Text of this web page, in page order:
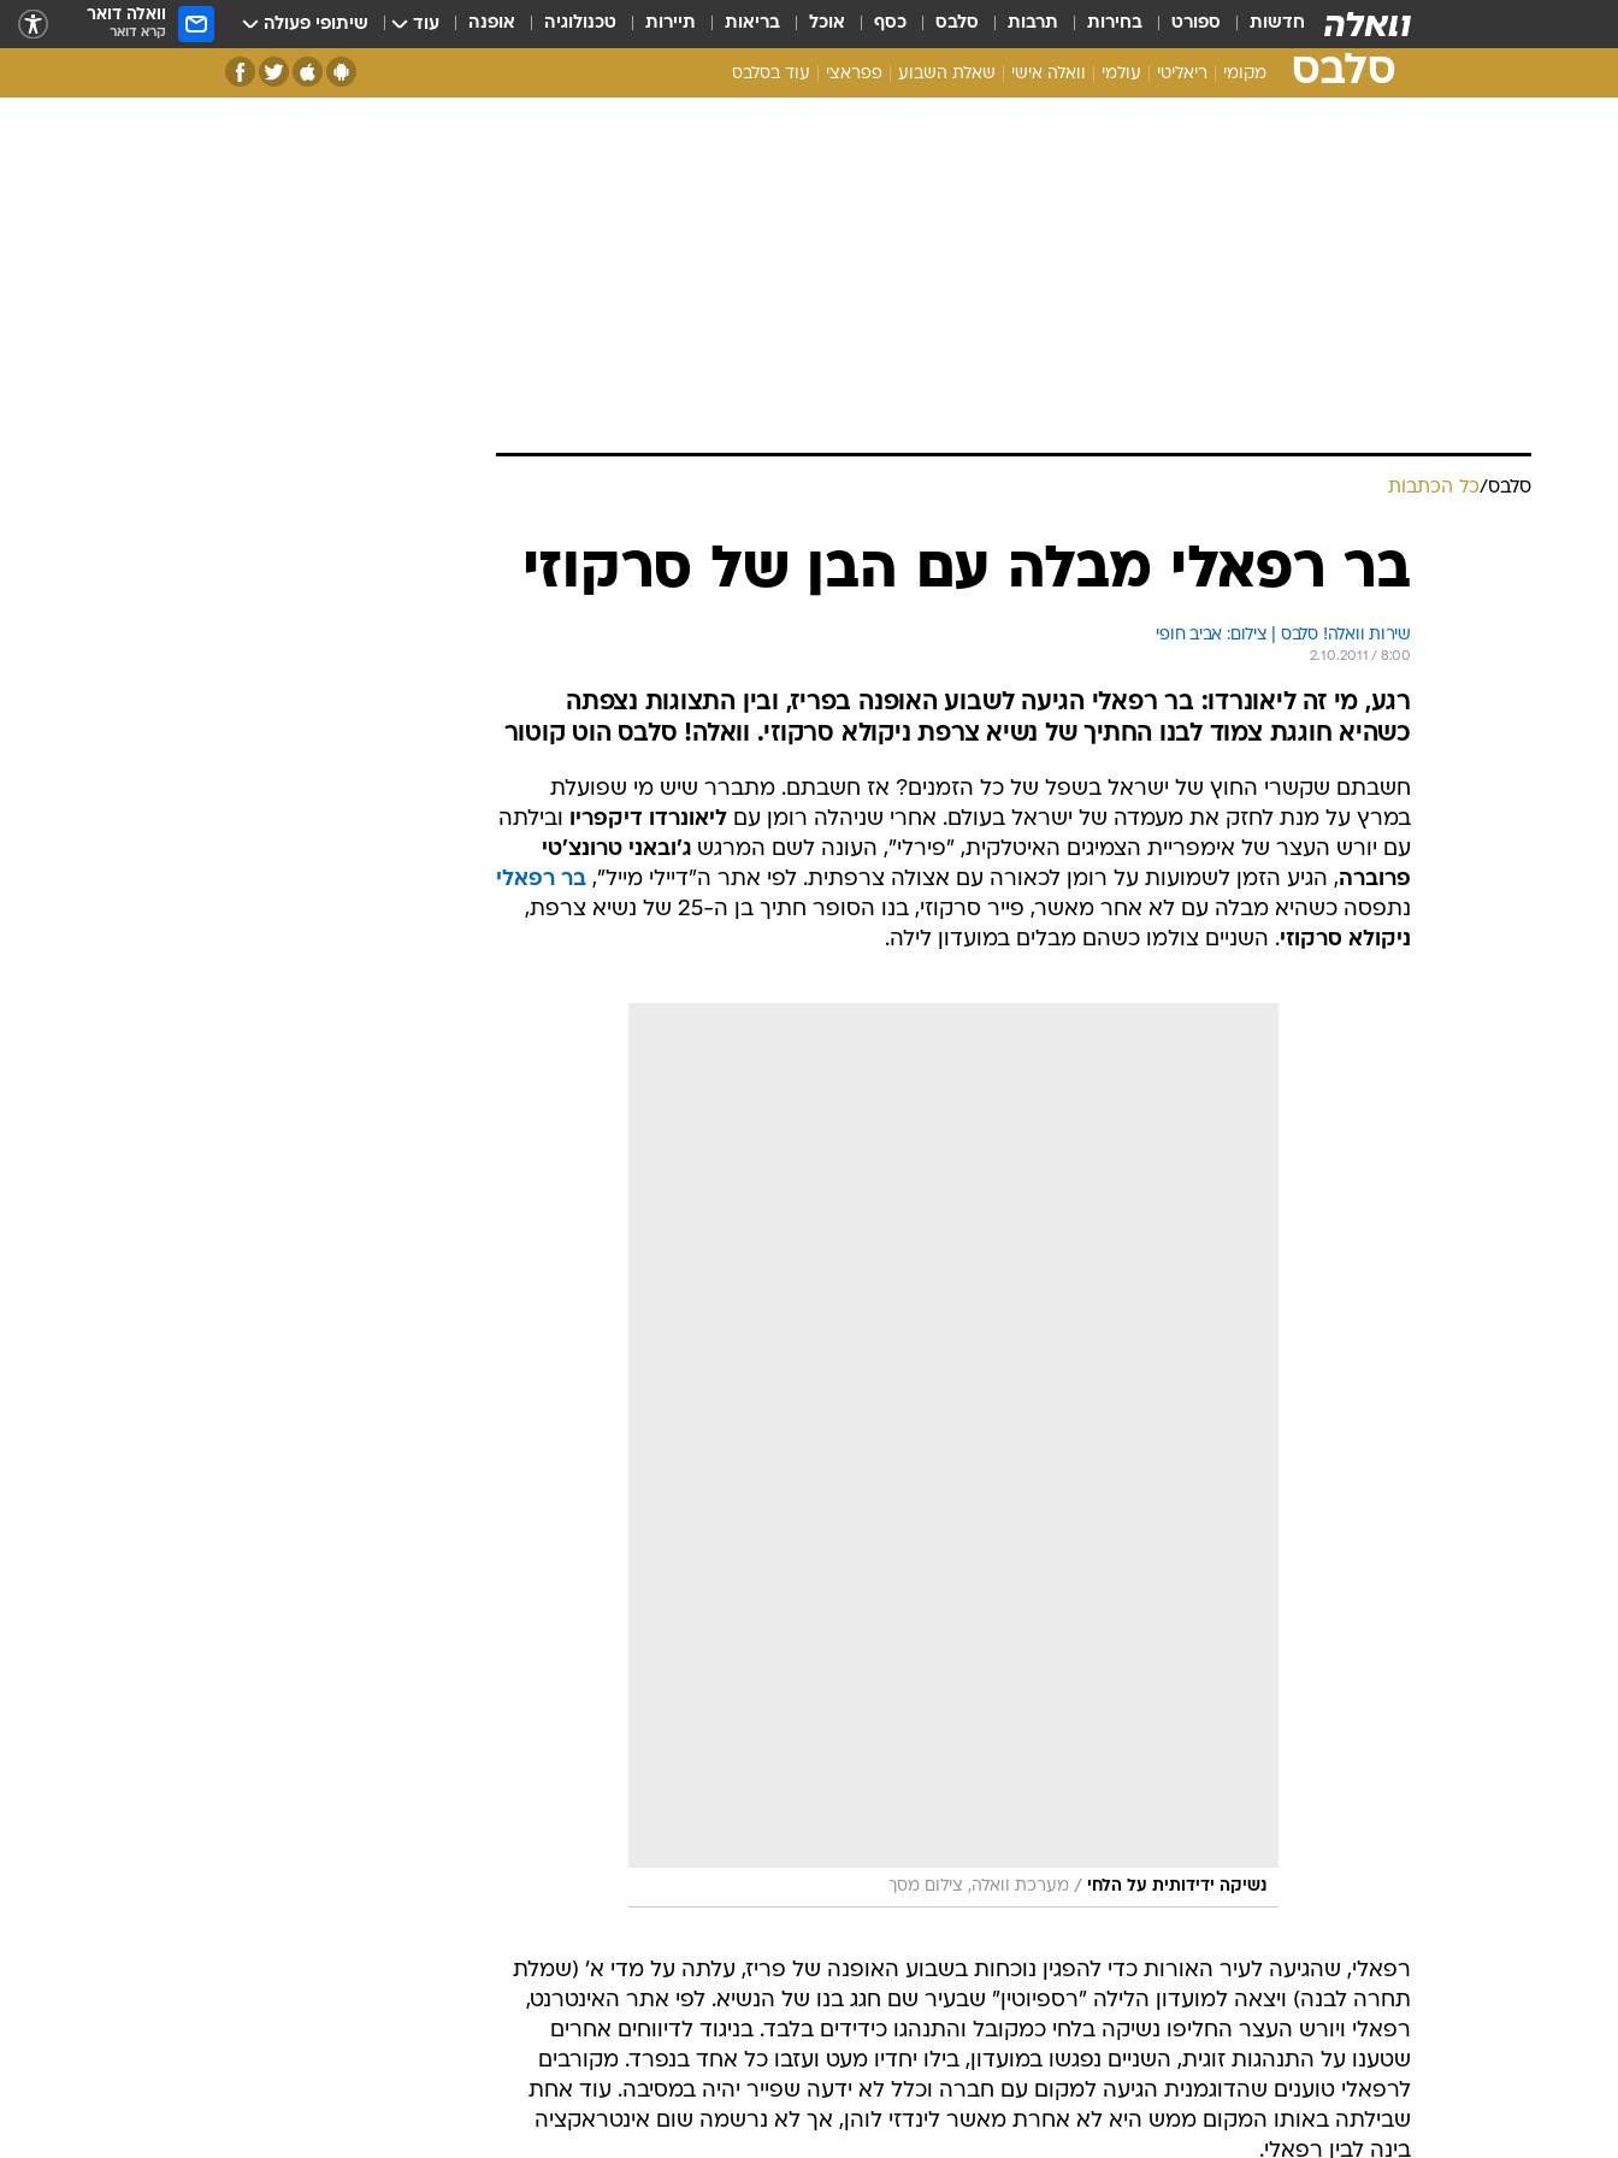
חדשות ספורט בחירות תרבות סלבס כסף אוכל בריאות תיירות טכנולוגיה אופנה עוד שיתופי פעולה וואלה דואר
קרא דואר
סלבס מקומי ריאליטי עולמי וואלה אישי שאלת השבוע פפראצי עוד בסלבס
סלבס/כל הכתבות
בר רפאלי מבלה עם הבן של סרקוזי
שירות וואלה! סלבס | צילום: אביב חופי
2.10.2011 / 8:00
רגע, מי זה ליאונרדו: בר רפאלי הגיעה לשבוע האופנה בפריז, ובין התצוגות נצפתה
כשהיא חוגגת צמוד לבנו החתיך של נשיא צרפת ניקולא סרקוזי. וואלה! סלבס הוט קוטור
חשבתם שקשרי החוץ של ישראל בשפל של כל הזמנים? אז חשבתם. מתברר שיש מי שפועלת
במרץ על מנת לחזק את מעמדה של ישראל בעולם. אחרי שניהלה רומן עם ליאונרדו דיקפריו ובילתה
עם יורש העצר של אימפריית הצמיגים האיטלקית, "פירלי", העונה לשם המרגש ג'ובאני טרונצ'טי
פרוברה, הגיע הזמן לשמועות על רומן לכאורה עם אצולה צרפתית. לפי אתר ה"דיילי מייל", בר רפאלי
נתפסה כשהיא מבלה עם לא אחר מאשר, פייר סרקוזי, בנו הסופר חתיך בן ה-25 של נשיא צרפת,
ניקולא סרקוזי. השניים צולמו כשהם מבלים במועדון לילה.
נשיקה ידידותית על הלחי / מערכת וואלה, צילום מסך
רפאלי, שהגיעה לעיר האורות כדי להפגין נוכחות בשבוע האופנה של פריז, עלתה על מדי א' (שמלת
תחרה לבנה) ויצאה למועדון הלילה "רספיוטין" שבעיר שם חגג בנו של הנשיא. לפי אתר האינטרנט,
רפאלי ויורש העצר החליפו נשיקה בלחי כמקובל והתנהגו כידידים בלבד. בניגוד לדיווחים אחרים
שטענו על התנהגות זוגית, השניים נפגשו במועדון, בילו יחדיו מעט ועזבו כל אחד בנפרד. מקורבים
לרפאלי טוענים שהדוגמנית הגיעה למקום עם חברה וכלל לא ידעה שפייר יהיה במסיבה. עוד אחת
שבילתה באותו המקום ממש היא לא אחרת מאשר לינדזי לוהן, אך לא נרשמה שום אינטראקציה
בינה לבין רפאלי.